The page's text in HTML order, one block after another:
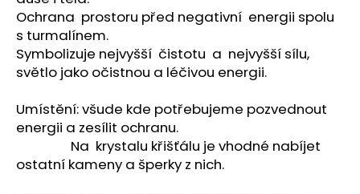
Ochrana prostoru před negativní energii spolu
s turmalínem.
Symbolizuje nejvyšší čistotu a nejvyšší sílu,
světlo jako očistnou a léčivou energii.
Umístění: všude kde potřebujeme pozvednout
energii a zesílit ochranu.
Na krystalu křišťálu je vhodné nabíjet
ostatní kameny a šperky z nich.
e
m
e
VODA
-
ZAHRA
-
AYAT